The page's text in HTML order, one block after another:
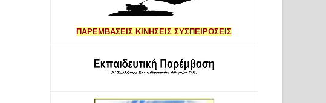
ΠΑΡΕΜΒΑΣΕΙΣ ΚΙΝΗΣΕΙΣ ΣΥΣΠΕΙΡΩΣΕΙΣ